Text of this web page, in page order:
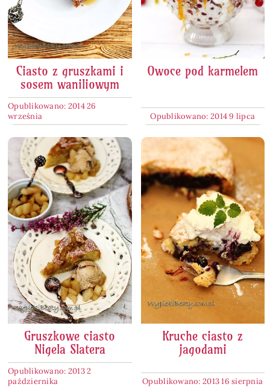
Ciasto z gruszkami i
sosem waniliowym
Opublikowano: 2014 26
września
Owoce pod karmelem
Opublikowano: 2014 9 lipca
Gruszkowe ciasto
Nigela Slatera
Opublikowano: 2013 2
października
Kruche ciasto z
jagodami
Opublikowano: 2013 16 sierpnia